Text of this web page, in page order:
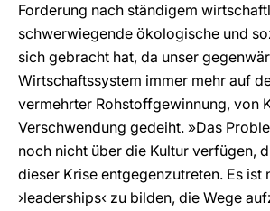
Forderung nach ständigem
schwerwiegende ökologische und
sich gebracht hat, da unser
Wirtschaftssystem immer mehr auf
vermehrter Rohstoffgewinnung, von
Verschwendung gedeiht. »Das
noch nicht über die Kultur verfügen,
dieser Krise entgegenzutreten. Es ist
›leaderships‹ zu bilden, die Wege